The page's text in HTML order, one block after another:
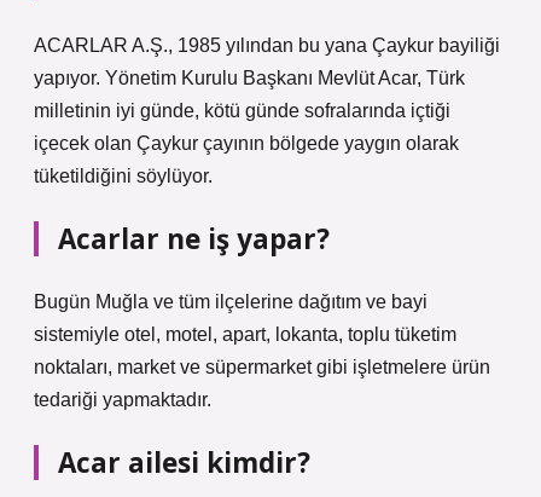
ACARLAR A.Ş., 1985 yılından bu yana Çaykur bayiliği
yapıyor. Yönetim Kurulu Başkanı Mevlüt Acar, Türk
milletinin iyi günde, kötü günde sofralarında içtiği
içecek olan Çaykur çayının bölgede yaygın olarak
tüketildiğini söylüyor.
Acarlar ne iş yapar?
Bugün Muğla ve tüm ilçelerine dağıtım ve bayi
sistemiyle otel, motel, apart, lokanta, toplu tüketim
noktaları, market ve süpermarket gibi işletmelere ürün
tedariği yapmaktadır.
Acar ailesi kimdir?